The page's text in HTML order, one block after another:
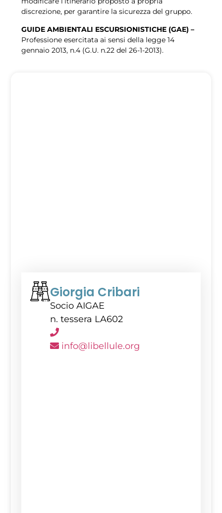
discrezione, per garantire la sicurezza del gruppo.
GUIDE AMBIENTALI ESCURSIONISTICHE (GAE) –
Professione esercitata ai sensi della legge 14
gennaio 2013, n.4 (G.U. n.22 del 26-1-2013).
Giorgia Cribari
Socio AIGAE
n. tessera LA602
info@libellule.org